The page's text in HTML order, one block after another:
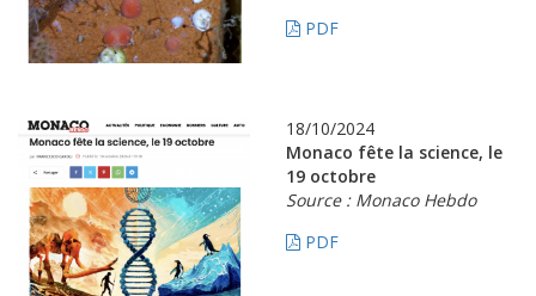
PDF
18/10/2024
Monaco fête la science, le
19 octobre
Source : Monaco Hebdo
PDF